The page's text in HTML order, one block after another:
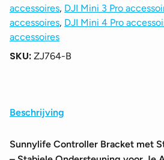
accessoires, DJI Mini 3 Pro
accessoires, DJI Mini 4 Pro
accessoires
SKU: ZJ764-B
Beschrijving
Sunnylife Controller Bracket met